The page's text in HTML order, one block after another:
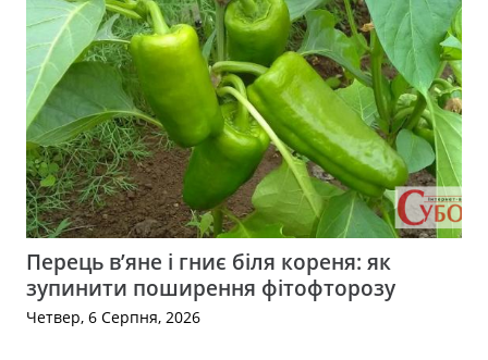
Перець в’яне і гниє біля кореня: як
зупинити поширення фітофторозу
Четвер, 6 Серпня, 2026